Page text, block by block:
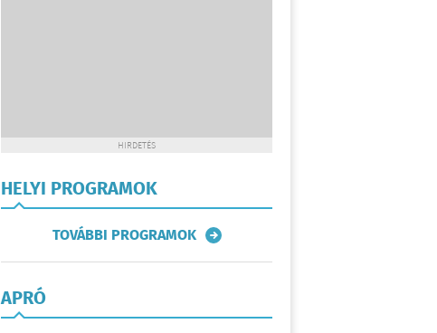
HIRDETÉS
HELYI PROGRAMOK
TOVÁBBI PROGRAMOK
APRÓ